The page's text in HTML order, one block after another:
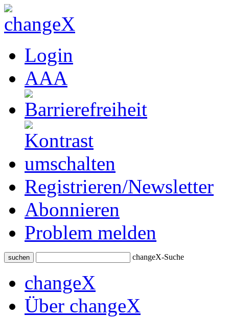
Login
AAA
Registrieren/Newsletter
Abonnieren
Problem melden
suchen changeX-Suche
changeX
Über changeX